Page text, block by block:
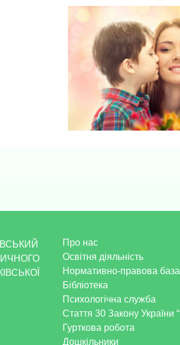
Про нас
Освітня діяльність
Нормативно-правова база
Бібліотека
Психологічна служба
Стаття 30 Закону України
Гурткова робота
Дошкільники